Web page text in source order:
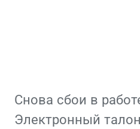
Снова сбои в
Электронный